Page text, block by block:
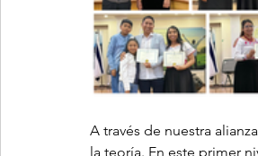
A través de nuestra
la teoría. En este primer